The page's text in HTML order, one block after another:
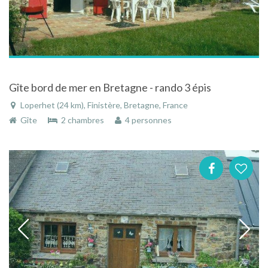
Gîte bord de mer en Bretagne - rando 3 épis
Loperhet (24 km), Finistère, Bretagne, France
Gîte
2 chambres 4 personnes